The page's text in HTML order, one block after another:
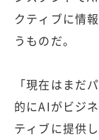
クティブに情
うものだ。
「現在はまだ
的にAIがビジ
ティブに提供